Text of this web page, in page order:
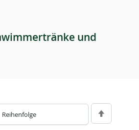
und
Absteigend